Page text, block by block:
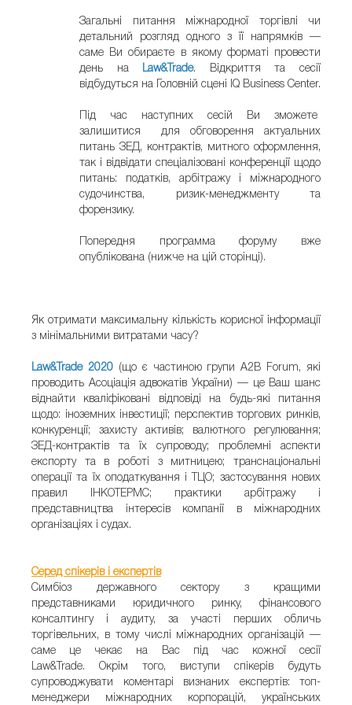
Загальні питання міжнародної торгівлі чи
детальний розгляд одного з її напрямків —
саме Ви обираєте в якому форматі провести
день на
Law&Trade. Відкриття та сесії
відбудуться на Головній сцені IQ Business Center.
Під час наступних сесій Ви зможете
залишитися для обговорення актуальних
питань ЗЕД, контрактів, митного оформлення,
так і відвідати спеціалізовані конференції щодо
питань: податків, арбітражу і міжнародного
судочинства, ризик-менеджменту та
форензику.
Попередня программа форуму вже
опублікована (нижче на цій сторінці).
Як отримати максимальну кількість корисної інформації
з мінімальними витратами часу?
Law&Trade 2020(що є частиною групи А2В Forum, які
проводить Асоціація адвокатів України) — це Ваш шанс
віднайти кваліфіковані відповіді на будь-які питання
щодо: іноземних інвестиції; перспектив торгових ринків,
конкуренції; захисту активів; валютного регулювання;
ЗЕД-контрактів та їх супроводу; проблемні аспекти
експорту та в роботі з митницею; транснаціональні
операції та їх оподаткування і ТЦО; застосування нових
правил ІНКОТЕРМС; практики арбітражу і
представництва інтересів компанії в міжнародних
організаціях і судах.
Серед спікерів і експертів
Симбіоз державного сектору з кращими
представниками юридичного ринку, фінансового
консалтингу і аудиту, за участі перших обличь
торгівельних, в тому числі міжнародних організацій —
саме це чекає на Вас під час кожної сесії
Law&Trade. Окрім того, виступи спікерів будуть
супроводжувати коментарі визнаних експертів: топ-
менеджери міжнародних корпорацій, українських